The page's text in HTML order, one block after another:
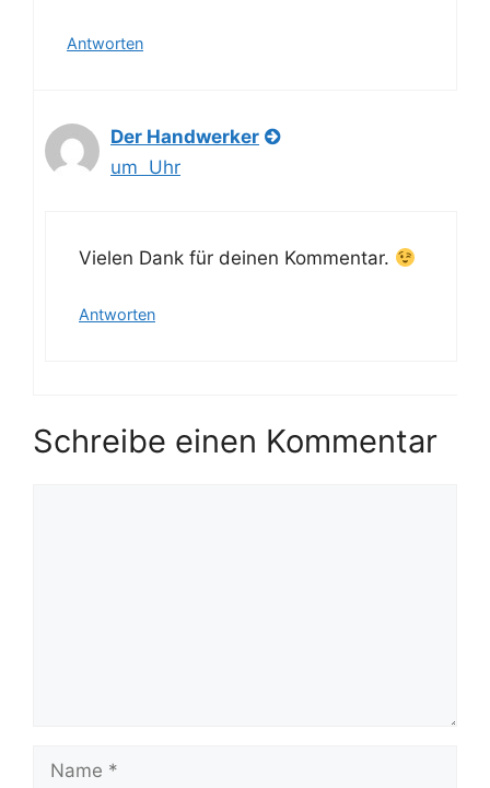
Antworten
Der Handwerker
um Uhr
Vielen Dank für deinen Kommentar.
Antworten
Schreibe einen Kommentar
Name